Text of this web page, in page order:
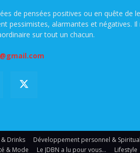
de pensées positives ou en quête de
pessimistes, alarmantes et négatives. Il
sur tout un chacun.
Drinks Développement personnel &
& Mode
Le JDBN a lu pour vous… Lifestyle